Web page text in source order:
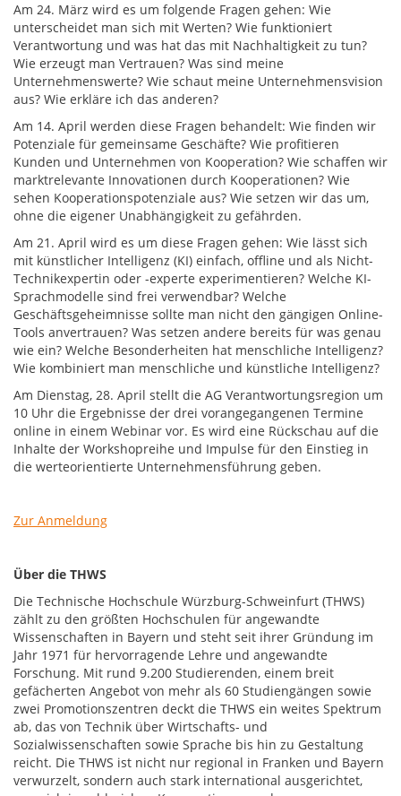
Am 24. März wird es um folgende Fragen gehen: Wie
unterscheidet man sich mit Werten? Wie funktioniert
Verantwortung und was hat das mit Nachhaltigkeit zu tun?
Wie erzeugt man Vertrauen? Was sind meine
Unternehmenswerte? Wie schaut meine Unternehmensvision
aus? Wie erkläre ich das anderen?
Am 14. April werden diese Fragen behandelt: Wie finden wir
Potenziale für gemeinsame Geschäfte? Wie profitieren
Kunden und Unternehmen von Kooperation? Wie schaffen wir
marktrelevante Innovationen durch Kooperationen? Wie
sehen Kooperationspotenziale aus? Wie setzen wir das um,
ohne die eigener Unabhängigkeit zu gefährden.
Am 21. April wird es um diese Fragen gehen: Wie lässt sich
mit künstlicher Intelligenz (KI) einfach, offline und als Nicht-
Technikexpertin oder -experte experimentieren? Welche KI-
Sprachmodelle sind frei verwendbar? Welche
Geschäftsgeheimnisse sollte man nicht den gängigen Online-
Tools anvertrauen? Was setzen andere bereits für was genau
wie ein? Welche Besonderheiten hat menschliche Intelligenz?
Wie kombiniert man menschliche und künstliche Intelligenz?
Am Dienstag, 28. April stellt die AG Verantwortungsregion um
10 Uhr die Ergebnisse der drei vorangegangenen Termine
online in einem Webinar vor. Es wird eine Rückschau auf die
Inhalte der Workshopreihe und Impulse für den Einstieg in
die werteorientierte Unternehmensführung geben.
Zur Anmeldung
Über die THWS
Die Technische Hochschule Würzburg-Schweinfurt (THWS)
zählt zu den größten Hochschulen für angewandte
Wissenschaften in Bayern und steht seit ihrer Gründung im
Jahr 1971 für hervorragende Lehre und angewandte
Forschung. Mit rund 9.200 Studierenden, einem breit
gefächerten Angebot von mehr als 60 Studiengängen sowie
zwei Promotionszentren deckt die THWS ein weites Spektrum
ab, das von Technik über Wirtschafts- und
Sozialwissenschaften sowie Sprache bis hin zu Gestaltung
reicht. Die THWS ist nicht nur regional in Franken und Bayern
verwurzelt, sondern auch stark international ausgerichtet,